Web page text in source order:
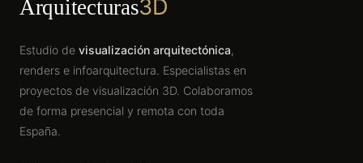
Arquitecturas3D
Estudio de visualización arquitectónica,
renders e infoarquitectura. Especialistas en
proyectos de visualización 3D. Colaboramos
de forma presencial y remota con toda
España.